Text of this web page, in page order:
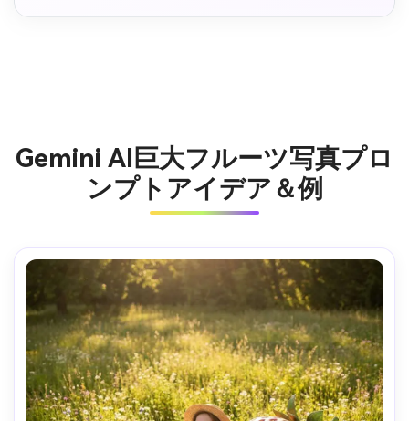
Gemini AI巨大フルーツ写真プロ
ンプトアイデア＆例